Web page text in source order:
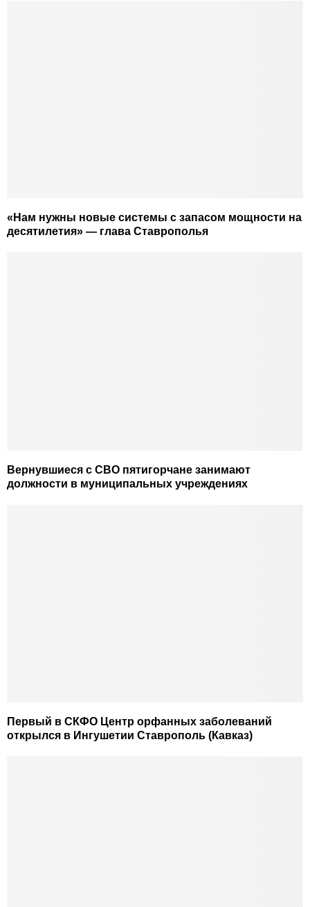
«Нам нужны новые системы с запасом мощности на
десятилетия» — глава Ставрополья
Вернувшиеся с СВО пятигорчане занимают
должности в муниципальных учреждениях
Первый в СКФО Центр орфанных заболеваний
открылся в Ингушетии Ставрополь (Кавказ)